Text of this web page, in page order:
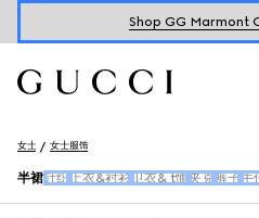
Shop GG Marmont
女士 女士服饰
半裙 针织 上衣&衬衫 卫衣& t恤 夹克 裤子 牛